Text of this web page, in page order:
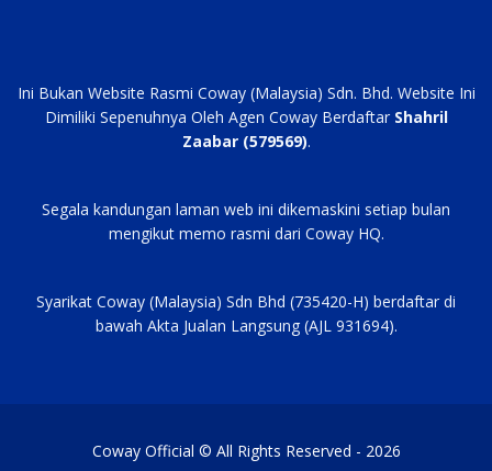
Ini Bukan Website Rasmi Coway (Malaysia) Sdn. Bhd. Website Ini
Dimiliki Sepenuhnya Oleh Agen Coway Berdaftar Shahril
Zaabar (579569).
Segala kandungan laman web ini dikemaskini setiap bulan
mengikut memo rasmi dari Coway HQ.
Syarikat Coway (Malaysia) Sdn Bhd (735420-H) berdaftar di
bawah Akta Jualan Langsung (AJL 931694).
Coway Official © All Rights Reserved - 2026